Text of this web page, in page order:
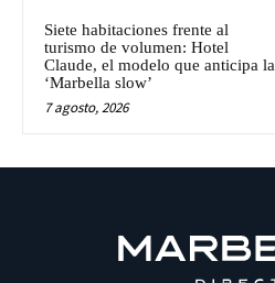
Siete habitaciones frente al
turismo de volumen: Hotel
Claude, el modelo que anticipa la
‘Marbella slow’
7 agosto, 2026